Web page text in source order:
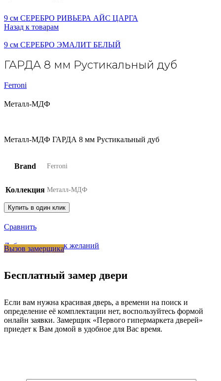
9 см СЕРЕБРО РИВЬЕРА АЙС ЦАРГА
Назад к товарам
9 см СЕРЕБРО ЭМАЛИТ БЕЛЫЙ
ГАРДА 8 мм Рустикальный дуб
Ferroni
Металл-МДФ
Металл-МДФ ГАРДА 8 мм Рустикальный дуб
Brand Ferroni
Коллекция Металл-МДФ
Купить в один клик
Сравнить
Добавить в список желаний
Вызов замерщика
Бесплатный замер двери
Если вам нужна красивая дверь, а времени на поиск и
определение её комплектации нет, воспользуйтесь формой
онлайн заявки. Замерщик «Первого гипермаркета дверей»
приедет к Вам домой в удобное для Вас время.